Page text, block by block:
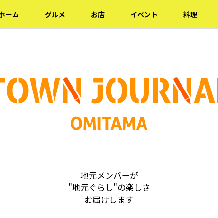
ーム グルメ お店 イベント 料理
地元メンバーが
"地元ぐらし"の楽しさ
お届けします